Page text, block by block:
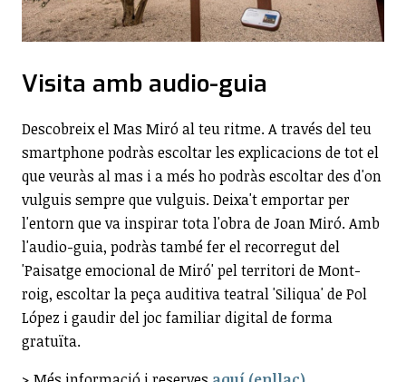
Visita amb audio-guia
Descobreix el Mas Miró al teu ritme. A través del teu
smartphone podràs escoltar les explicacions de tot el
que veuràs al mas i a més ho podràs escoltar des d'on
vulguis sempre que vulguis. Deixa't emportar per
l'entorn que va inspirar tota l'obra de Joan Miró. Amb
l'audio-guia, podràs també fer el recorregut del
'Paisatge emocional de Miró' pel territori de Mont-
roig, escoltar la peça auditiva teatral 'Siliqua' de Pol
López i gaudir del joc familiar digital de forma
gratuïta.